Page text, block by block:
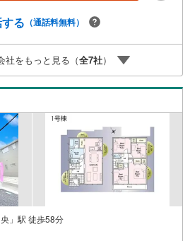
支払いさせて頂きます！詳しくはスタッ
！2.チャイルドスペース、授乳室、ベビ
もファミリーに優しい『あったら良い
！ミルク用浄水サーバー、紙おむつ、ア
室2部屋、各ブースモニター等
る （通話料無料）
社をもっと見る（全7社）
」駅 徒歩58分